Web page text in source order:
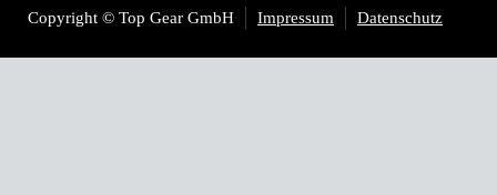
Copyright © Top Gear GmbH Impressum Datenschutz